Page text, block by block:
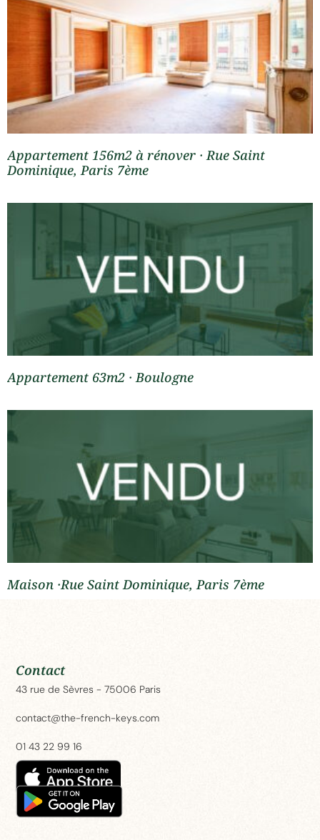
Appartement 156m2 à rénover · Rue Saint
Dominique, Paris 7ème
Appartement 63m2 · Boulogne
Maison ·Rue Saint Dominique, Paris 7ème
Contact
43 rue de Sèvres - 75006 Paris
contact@the-french-keys.com
01 43 22 99 16